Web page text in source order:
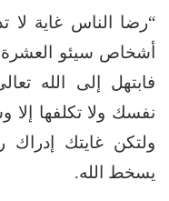
“رضا الناس غاية لا
أشخاص سيئو
فابتهل إلى الله
نفسك ولا تكلفها إلا
ولتكن غايتك إدراك
يسخط الله.